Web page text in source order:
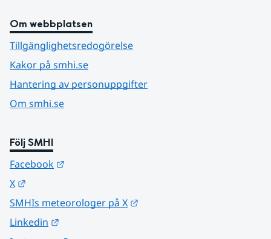
Om webbplatsen
Tillgänglighetsredogörelse
Kakor på smhi.se
Hantering av personuppgifter
Om smhi.se
Följ SMHI
Facebook
X
SMHIs meteorologer på X
Linkedin